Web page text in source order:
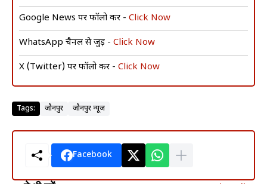
Google News पर फॉलो करें - Click Now
WhatsApp चैनल से जुड़ें - Click Now
X (Twitter) पर फॉलो करें - Click Now
Tags: जौनपुर जौनपुर न्यूज
Facebook